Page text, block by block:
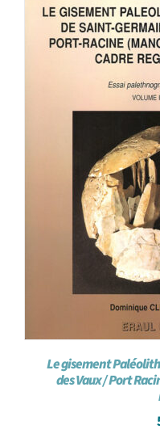
Le gisement
des Vaux / Port